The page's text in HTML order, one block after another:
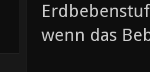
wenn das